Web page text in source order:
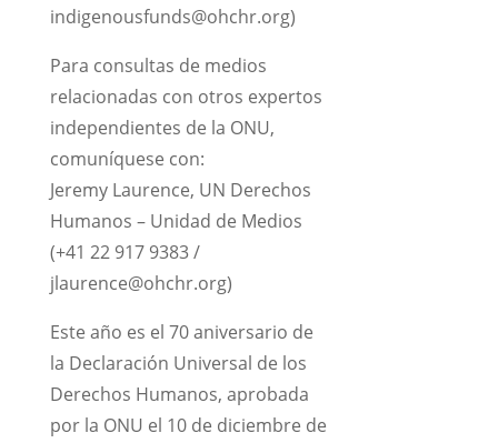
indigenousfunds@ohchr.org)
Para consultas de medios
relacionadas con otros expertos
independientes de la ONU,
comuníquese con:
Jeremy Laurence, UN Derechos
Humanos – Unidad de Medios
(+41 22 917 9383 /
jlaurence@ohchr.org)
Este año es el 70 aniversario de
la Declaración Universal de los
Derechos Humanos, aprobada
por la ONU el 10 de diciembre de